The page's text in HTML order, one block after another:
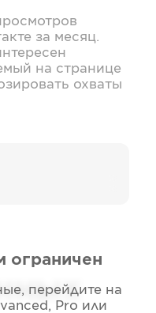
за месяц.
на странице
охваты
ограничен
перейдите на
Pro или